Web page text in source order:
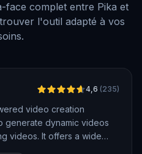
face complet entre Pika et
l'outil adapté à vos
4,6 (235)
video creation
generate dynamic videos
videos. It offers a wide